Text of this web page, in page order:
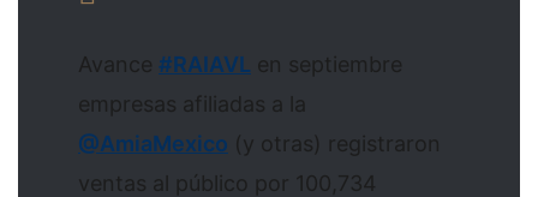
Avance #RAIAVL en septiembre
empresas afiliadas a la
@AmiaMexico ⁩ (y otras) registraron
ventas al público por 100,734